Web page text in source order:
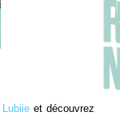
Lubiie et découvrez